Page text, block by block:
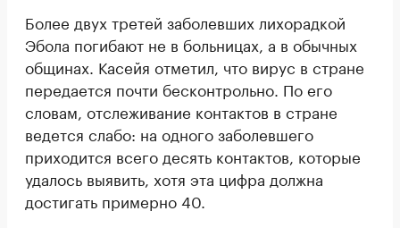
Более двух третей заболевших лихорадкой
Эбола погибают не в больницах, а в обычных
общинах. Касейя отметил, что вирус в стране
передается почти бесконтрольно. По его
словам, отслеживание контактов в стране
ведется слабо: на одного заболевшего
приходится всего десять контактов, которые
удалось выявить, хотя эта цифра должна
достигать примерно 40.